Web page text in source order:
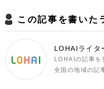
この記事を書いた
LOHAIライタ
LOHAIの記事を
全国の地域の記